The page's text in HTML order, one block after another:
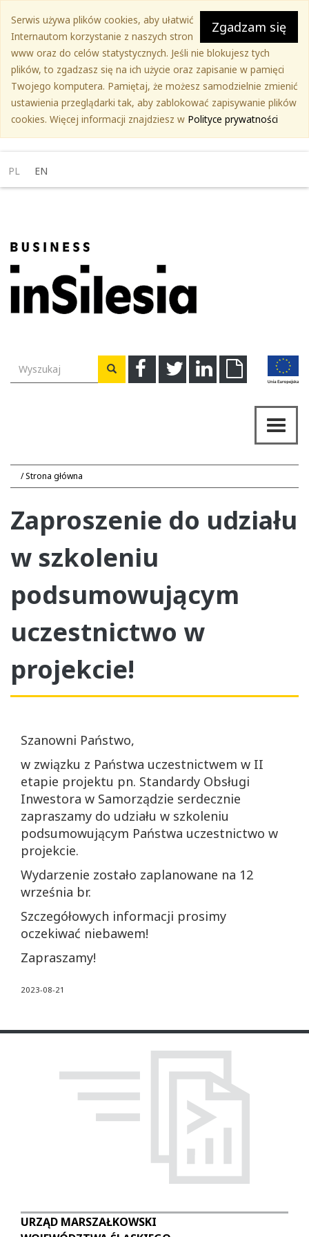
treści
głównej
Zgadzam się
Serwis używa plików cookies, aby ułatwić
Internautom korzystanie z naszych stron
www oraz do celów statystycznych. Jeśli nie blokujesz tych
plików, to zgadzasz się na ich użycie oraz zapisanie w pamięci
Twojego komputera. Pamiętaj, że możesz samodzielnie zmienić
ustawienia przeglądarki tak, aby zablokować zapisywanie plików
cookies. Więcej informacji znajdziesz w Polityce prywatności
PL EN
FacebookTwitterLinkedinDownload
Wyszukiwarka Wyszukaj
Strona główna
Zaproszenie do udziału
w szkoleniu
podsumowującym
uczestnictwo w
projekcie!
Szanowni Państwo,
w związku z Państwa uczestnictwem w II
etapie projektu pn. Standardy Obsługi
Inwestora w Samorządzie serdecznie
zapraszamy do udziału w szkoleniu
podsumowującym Państwa uczestnictwo w
projekcie.
Wydarzenie zostało zaplanowane na 12
września br.
Szczegółowych informacji prosimy
oczekiwać niebawem!
Zapraszamy!
2023-08-21
URZĄD MARSZAŁKOWSKI